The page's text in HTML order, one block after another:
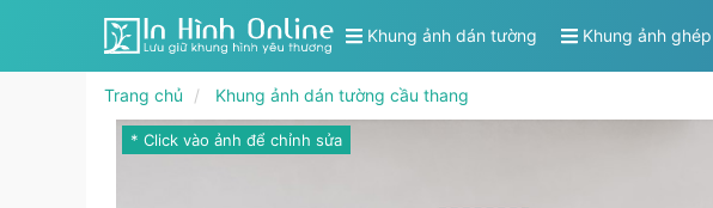
Khung ảnh dán tường Khung ảnh ghép
Trang chủ Khung ảnh dán tường cầu thang
* Click vào ảnh để chỉnh sửa